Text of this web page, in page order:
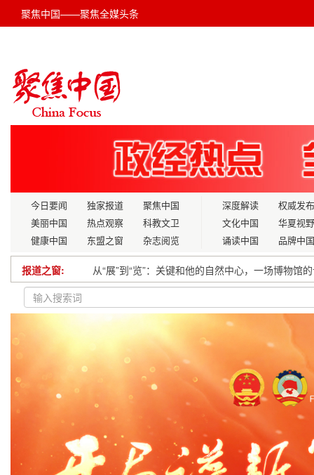
聚焦中国——聚焦全媒头条
今日要闻 独家报道
聚焦中国
美丽中国
热点观察
科教文卫
健康中国
东盟之窗 杂志阅览
深度解读
权威发布
文化中国
华夏视野
诵读中国
品牌中国
报道之窗:
从“展”到“览”：关键和他的自然中心，一场博物馆
广西钦州大蚝：多元发展的 “蚝” 力新引擎
淮安市城管局：“城管蓝”化身"园丁绿" 服务一线显
第十个全国科技工作者日|三论免疫调控与中医药
中国大力实施可再生能源替代行动
激情开跑！天津武清这场赛事燃动京津冀
聚焦科技创新与产业创新融合，代表委员热议：